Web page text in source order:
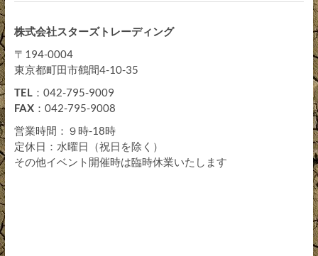
株式会社スターズトレーディング
〒194-0004
東京都町田市鶴間4-10-35
TEL：042-795-9009
FAX：042-795-9008
営業時間：９時-18時
定休日：水曜日（祝日を除く）
その他イベント開催時は臨時休業いたします